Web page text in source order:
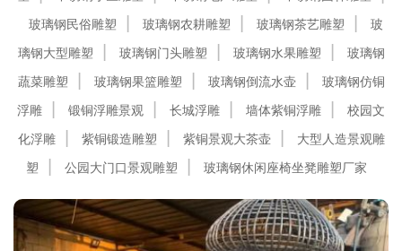
玻璃钢民俗雕塑
玻璃钢农耕雕塑 玻璃钢茶艺雕塑
玻
璃钢大型雕塑
玻璃钢门头雕塑 玻璃钢水果雕塑
玻璃钢
蔬菜雕塑
玻璃钢果篮雕塑 玻璃钢倒流水壶
玻璃钢仿铜
浮雕
锻铜浮雕景观 长城浮雕 墙体紫铜浮雕
校园文
化浮雕
紫铜锻造雕塑 紫铜景观大茶壶
大型人造景观雕
塑
公园大门口景观雕塑 玻璃钢休闲座椅坐凳雕塑厂家